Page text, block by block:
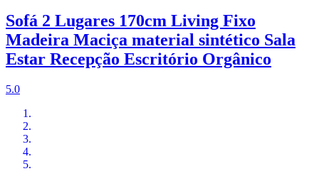
Sofá 2 Lugares 170cm Living Fixo
Madeira Maciça material sintético Sala
Estar Recepção Escritório Orgânico
5.0